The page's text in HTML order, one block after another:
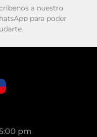
a nuestro
para poder
pm